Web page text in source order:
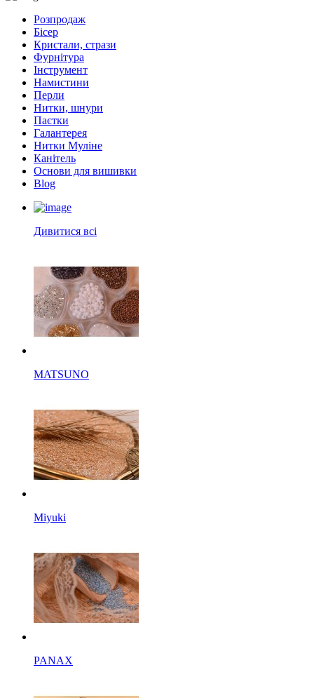
Розпродаж
Бісер
Кристали, стрази
Фурнітура
Інструмент
Намистини
Перли
Нитки, шнури
Паєтки
Галантерея
Нитки Муліне
Канітель
Основи для вишивки
Blog
Дивитися всі
MATSUNO
Miyuki
PANAX